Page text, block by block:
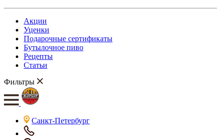
Акции
Уценки
Подарочные сертификаты
Бутылочное пиво
Рецепты
Статьи
Фильтры
Санкт-Петербург